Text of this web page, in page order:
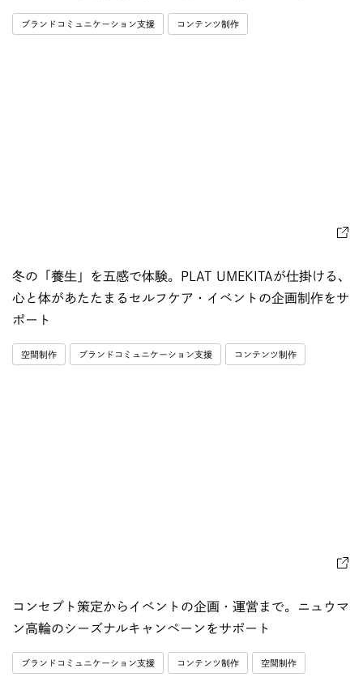
ブランドコミュニケーション支援 コンテンツ制作
冬の「養生」を五感で体験。PLAT UMEKITAが仕掛ける、
心と体があたたまるセルフケア・イベントの企画制作をサ
ポート
空間制作 ブランドコミュニケーション支援 コンテンツ制作
コンセプト策定からイベントの企画・運営まで。ニュウマ
ン高輪のシーズナルキャンペーンをサポート
ブランドコミュニケーション支援 コンテンツ制作 空間制作